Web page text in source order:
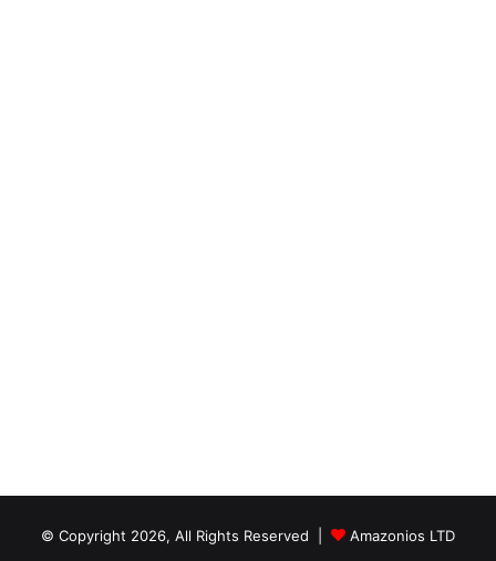
© Copyright 2026, All Rights Reserved | Amazonios LTD